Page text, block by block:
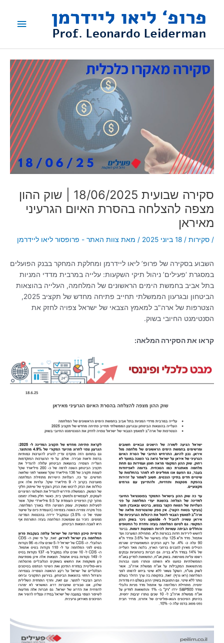
ראשי
סקירה שבועית 18/06/2025 | שוק ההון
מצפה להצלחה בהסרת האיום הגרעיני
מאיראן
/ סקירות / 18 ביוני 2025 / מאת צוות האתר - פרופסור ליאו ליידרמן
השבוע בסקירה של פרופ’ ליאו ליידרמן ומחלקת המחקר בבנק הפועלים
במסגרת ‘פעילים’ ניהול תיקי השקעות: עלייה במרבית מדדי המניות
בתל אביב בחמשת הימים הראשונים של המלחמה, העלייה בהוצאות
הביטחון ובגרעון הממשלתי תחייב פתיחה מחדש של תקציב 2025,
הצטרפות של ארה"ב למאמץ הצבאי של ישראל צפויה לחזק את
הסנטימנט החיובי בשוק.
קראו את הסקירה המלאה: